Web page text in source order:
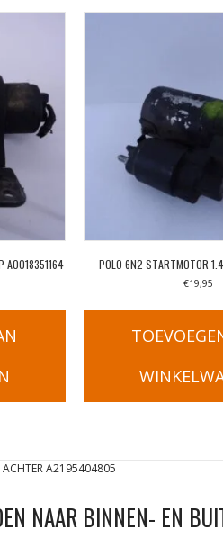
A0018351164 POLO 6N2 STARTMOTOR
€19,95
ACHTER A2195404805
NAAR BINNEN- EN